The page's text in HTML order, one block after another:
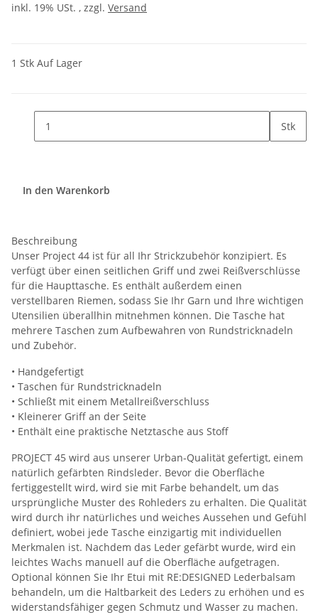
inkl. 19% USt. , zzgl. Versand
1 Stk Auf Lager
Stk
In den Warenkorb
Beschreibung
Unser Project 44 ist für all Ihr Strickzubehör konzipiert. Es
verfügt über einen seitlichen Griff und zwei Reißverschlüsse
für die Haupttasche. Es enthält außerdem einen
verstellbaren Riemen, sodass Sie Ihr Garn und Ihre wichtigen
Utensilien überallhin mitnehmen können. Die Tasche hat
mehrere Taschen zum Aufbewahren von Rundstricknadeln
und Zubehör.
• Handgefertigt
• Taschen für Rundstricknadeln
• Schließt mit einem Metallreißverschluss
• Kleinerer Griff an der Seite
• Enthält eine praktische Netztasche aus Stoff
PROJECT 45 wird aus unserer Urban-Qualität gefertigt, einem
natürlich gefärbten Rindsleder. Bevor die Oberfläche
fertiggestellt wird, wird sie mit Farbe behandelt, um das
ursprüngliche Muster des Rohleders zu erhalten. Die Qualität
wird durch ihr natürliches und weiches Aussehen und Gefühl
definiert, wobei jede Tasche einzigartig mit individuellen
Merkmalen ist. Nachdem das Leder gefärbt wurde, wird ein
leichtes Wachs manuell auf die Oberfläche aufgetragen.
Optional können Sie Ihr Etui mit RE:DESIGNED Lederbalsam
behandeln, um die Haltbarkeit des Leders zu erhöhen und es
widerstandsfähiger gegen Schmutz und Wasser zu machen.